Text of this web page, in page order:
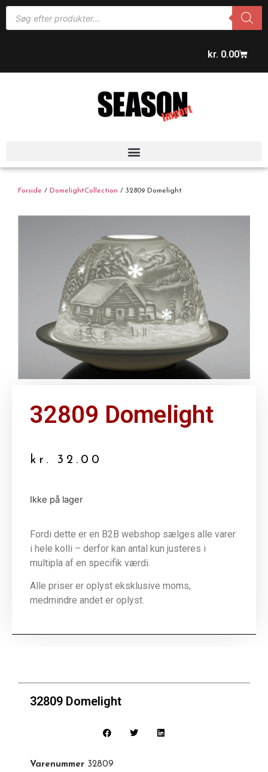
kr. 0.00
Forside / DomelightCollection / 32809 Domelight
32809 Domelight
kr. 32.00
Ikke på lager
Fordi dette er en B2B webshop sælges alle varer
i hele kolli – derfor kan antal kun justeres i
multipla af en specifik værdi.
Alle priser er oplyst eksklusive moms,
medmindre andet er oplyst.
32809 Domelight
Varenummer 32809